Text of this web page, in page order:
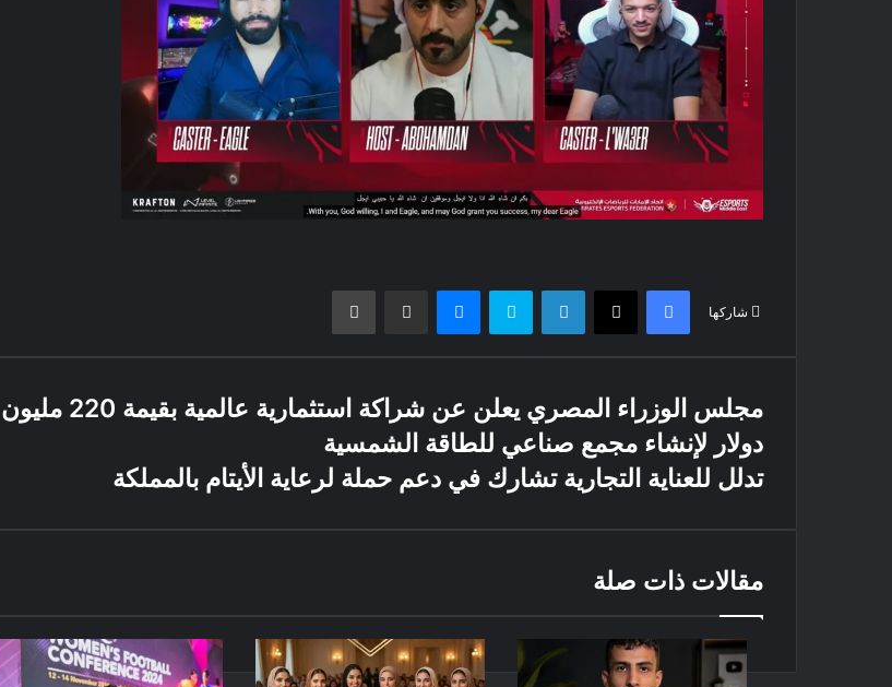
شاركها
فيسبوك X لينكدإن سكايب ماسنجر مشاركة عبر البريد طباعة
مجلس الوزراء المصري يعلن عن شراكة استثمارية عالمية بقيمة 220 مليون
دولار لإنشاء مجمع صناعي للطاقة الشمسية
تدلل للعناية التجارية تشارك في دعم حملة لرعاية الأيتام بالمملكة
مقالات ذات صلة